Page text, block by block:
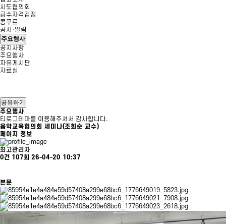
시도협의회
급수자격검정
콩쿠르
공지·알림
주요행사
공지사항
주요행사
자유게시판
자료실
공유하기
주요행사
티로그테마를 이용해주셔서 감사합니다.
음악교육협의회 세미나(조희순 교수)
페이지 정보
최고관리자
0건 107회 26-04-20 10:37
본문